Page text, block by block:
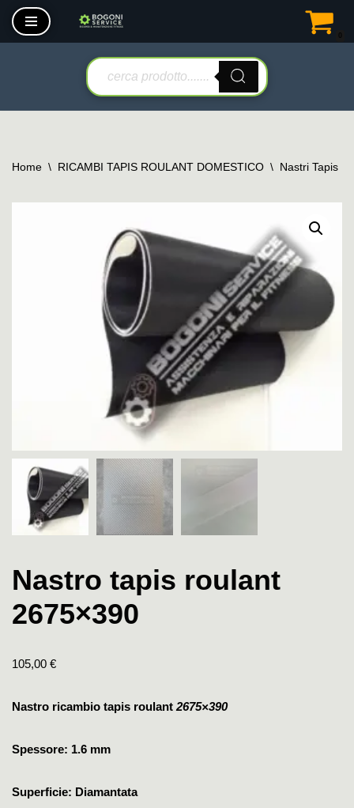
Vai
Home \ RICAMBI TAPIS ROULANT DOMESTICO \ Nastri Tapis
Nastro tapis roulant
2675×390
105,00 €
Nastro ricambio tapis roulant 2675×390
Spessore: 1.6 mm
Superficie: Diamantata